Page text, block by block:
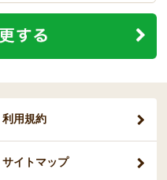
利用規約
サイトマップ